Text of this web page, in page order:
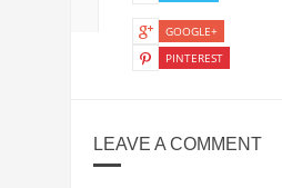
GOOGLE+
PINTEREST
LEAVE A COMMENT